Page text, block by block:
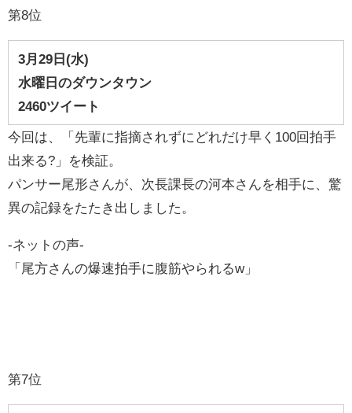
第8位
3 月29 日(水)
水曜日のダウンタウン
2460ツイート
今回は、「先輩に指摘されずにどれだけ早く100回拍手
出来る?」を検証。
パンサー尾形さんが、次長課長の河本さんを相手に、驚
異の記録をたたき出しました。
-ネットの声-
「尾方さんの爆速拍手に腹筋やられるw」
第7位